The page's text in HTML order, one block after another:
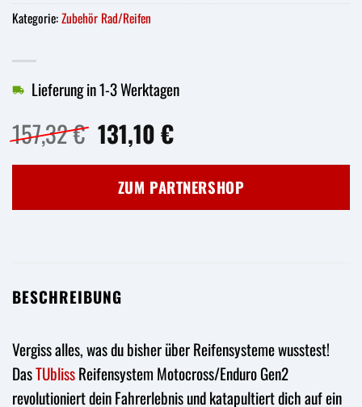
157,32€ Ursprünglicher
Preis
war:
157,32 €
131,10€Aktueller
ist:
131,10 €.
Lieferung in 1-3 Werktagen
ZUM PARTNERSHOP
Kategorie:Zubehör Rad/Reifen
BESCHREIBUNG
Vergiss alles, was du bisher über Reifensysteme wusstest!
DasTUblissReifensystem Motocross/Enduro Gen2
revolutioniert dein Fahrerlebnis und katapultiert dich auf ein